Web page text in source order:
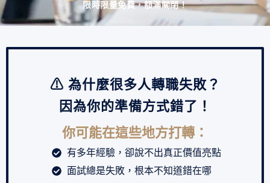
限時限量免費，額滿關閉！
⚠ 為什麼很多人轉職失敗？
因為你的準備方式錯了！
你可能在這些地方打轉：
有多年經驗，卻說不出真正價值亮點
面試總是失敗，根本不知道錯在哪